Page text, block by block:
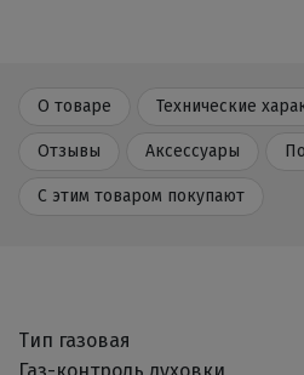
О товаре Технические
Отзывы Аксессуары
С этим товаром покупают
Тип газовая